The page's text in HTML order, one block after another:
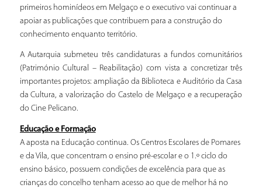
primeiros hominídeos em Melgaço e o executivo vai continuar a
apoiar as publicações que contribuem para a construção do
conhecimento enquanto território.
A Autarquia submeteu três candidaturas a fundos comunitários
(Património Cultural – Reabilitação) com vista a concretizar três
importantes projetos: ampliação da Biblioteca e Auditório da Casa
da Cultura, a valorização do Castelo de Melgaço e a recuperação
do Cine Pelicano.
Educação e Formação
A aposta na Educação continua. Os Centros Escolares de Pomares
e da Vila, que concentram o ensino pré-escolar e o 1.º ciclo do
ensino básico, possuem condições de excelência para que as
crianças do concelho tenham acesso ao que de melhor há no